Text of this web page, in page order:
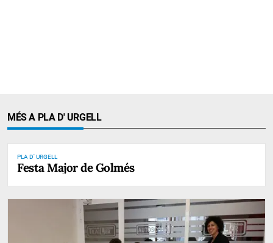
MÉS A PLA D' URGELL
PLA D' URGELL
Festa Major de Golmés